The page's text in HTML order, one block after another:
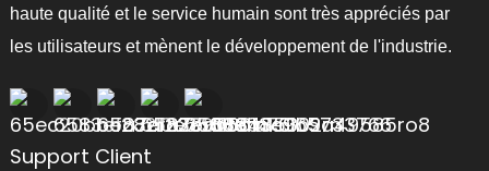
haute qualité et le service humain sont très appréciés par
les utilisateurs et mènent le développement de l'industrie.
Support Client